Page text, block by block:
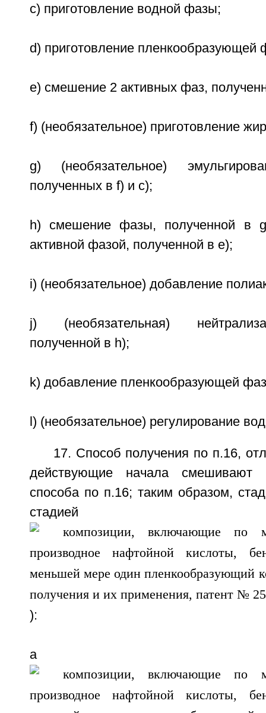
c) приготовление водной фазы;
d) приготовление пленкообразующей
e) смешение 2 активных фаз,
f) (необязательное) приготовление
g) (необязательное)
полученных в f) и с);
h) смешение фазы, полученной в
активной фазой, полученной в e);
i) (необязательное) добавление
j) (необязательная)
полученной в h);
k) добавление пленкообразующей
l) (необязательное) регулирование
17. Способ получения по п.16,
действующие начала смешивают
способа по п.16; таким образом,
):
а